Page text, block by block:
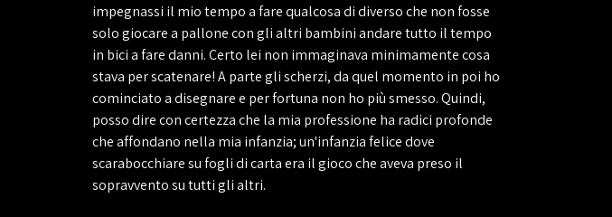
impegnassi il mio tempo a fare qualcosa di diverso che non fosse
solo giocare a pallone con gli altri bambini andare tutto il tempo
in bici a fare danni. Certo lei non immaginava minimamente cosa
stava per scatenare! A parte gli scherzi, da quel momento in poi ho
cominciato a disegnare e per fortuna non ho più smesso. Quindi,
posso dire con certezza che la mia professione ha radici profonde
che affondano nella mia infanzia; un'infanzia felice dove
scarabocchiare su fogli di carta era il gioco che aveva preso il
sopravvento su tutti gli altri.